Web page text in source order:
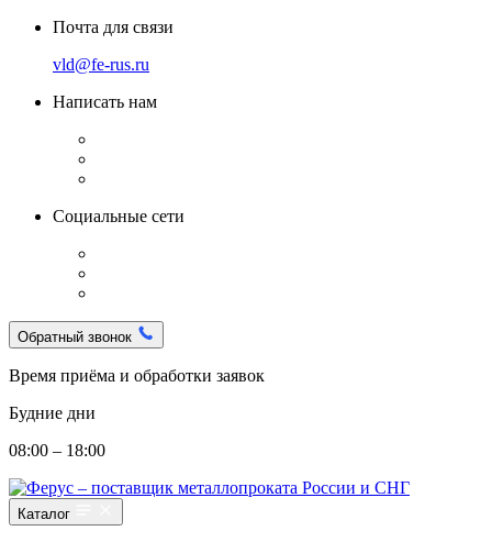
Почта для связи
vld@fe-rus.ru
Написать нам
Социальные сети
Обратный звонок
Время приёма и обработки заявок
Будние дни
08:00 – 18:00
Каталог